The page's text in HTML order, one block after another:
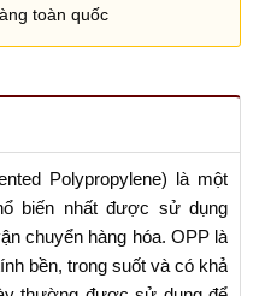
toàn quốc
Polypropylene) là một
biến nhất được sử dụng
chuyển hàng hóa. OPP là
bền, trong suốt và có khả